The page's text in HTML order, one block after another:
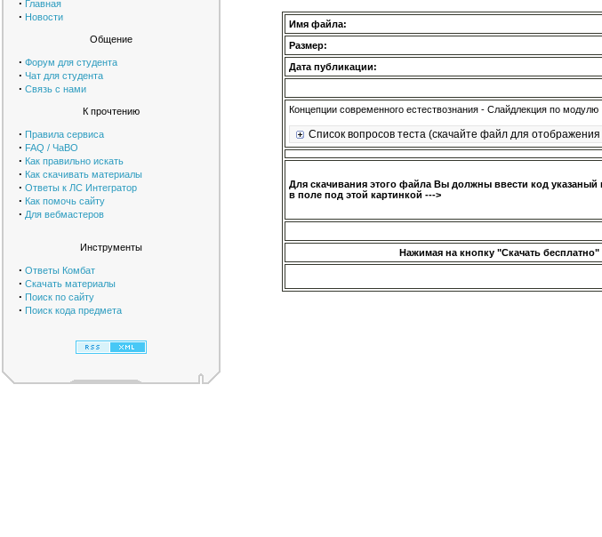
· Главная
· Новости
Общение
· Форум для студента
· Чат для студента
· Связь с нами
К прочтению
· Правила сервиса
· FAQ / ЧаВО
· Как правильно искать
· Как скачивать материалы
· Ответы к ЛС Интегратор
· Как помочь сайту
· Для вебмастеров
Инструменты
· Ответы Комбат
· Скачать материалы
· Поиск по сайту
· Поиск кода предмета
Имя файла:
Размер:
Дата публикации:
Концепции современного естествознания - Слайдлекция по модулю
Список вопросов теста (скачайте файл для отображения
Для скачивания этого файла Вы должны ввести код указаный
в поле под этой картинкой --->
Нажимая на кнопку "Скачать